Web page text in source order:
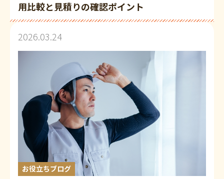
用比較と見積りの確認ポイント
2026.03.24
お役立ちブログ